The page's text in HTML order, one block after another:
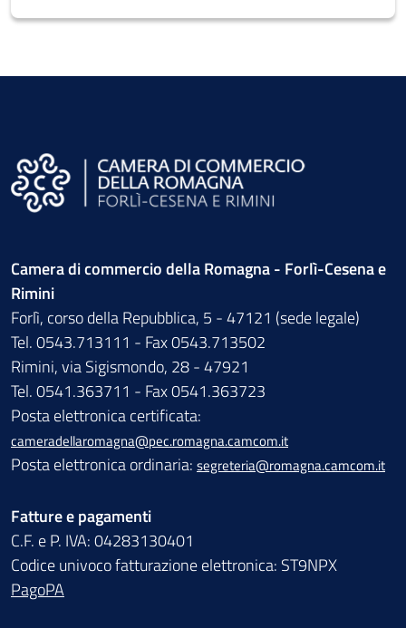
Camera di commercio della Romagna - Forlì-Cesena e
Rimini
Forlì, corso della Repubblica, 5 - 47121 (sede legale)
Tel. 0543.713111 - Fax 0543.713502
Rimini, via Sigismondo, 28 - 47921
Tel. 0541.363711 - Fax 0541.363723
Posta elettronica certificata:
cameradellaromagna@pec.romagna.camcom.it
Posta elettronica ordinaria: segreteria@romagna.camcom.it
Fatture e pagamenti
C.F. e P. IVA: 04283130401
Codice univoco fatturazione elettronica: ST9NPX
PagoPA